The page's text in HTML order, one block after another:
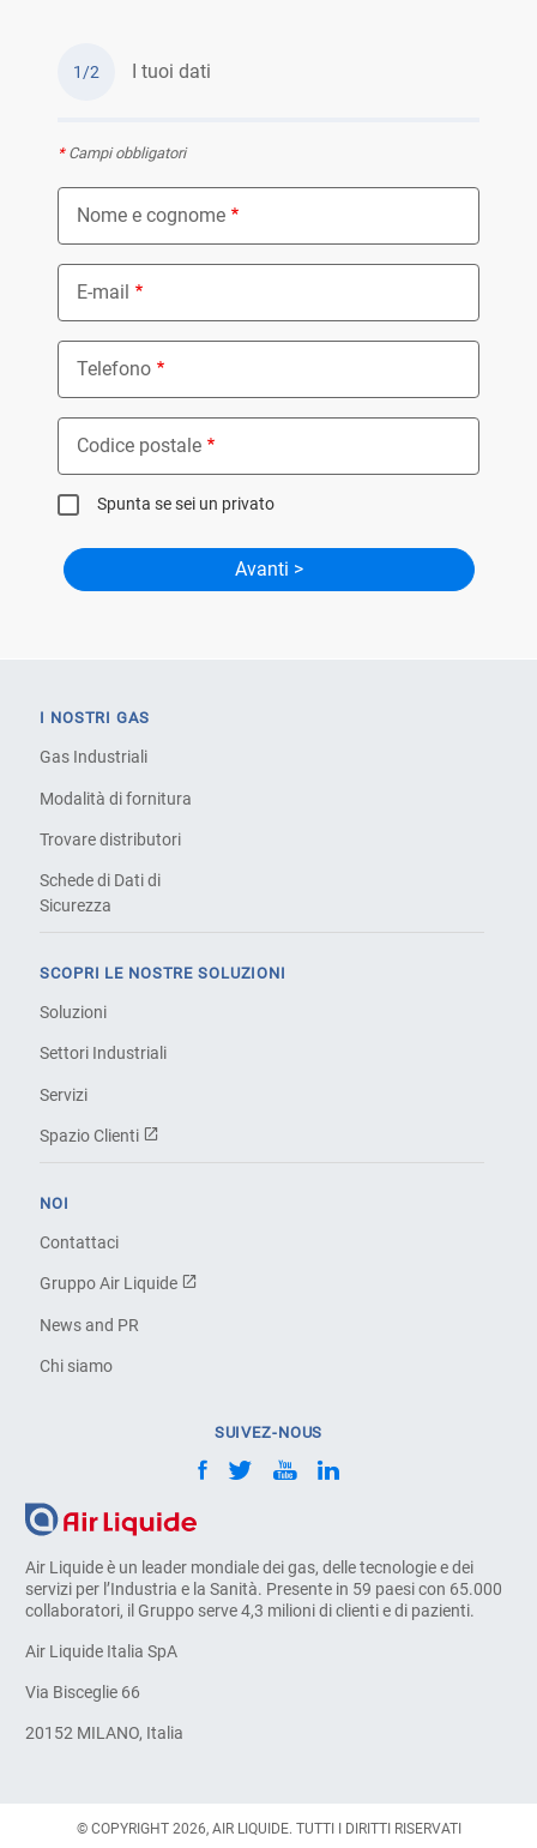
1/2 I tuoi dati
*Campi obbligatori
Nome e cognome
E-mail
Telefono
Codice postale
Spunta se sei un privato
Air Liquide è un leader mondiale dei gas, delle tecnologie e dei
servizi per l’Industria e la Sanità. Presente in 59 paesi con 65.000
collaboratori, il Gruppo serve 4,3 milioni di clienti e di pazienti.
Air Liquide Italia SpA
Via Bisceglie 66
20152 MILANO, Italia
I NOSTRI GAS
Gas Industriali
Modalità di fornitura
Trovare distributori
Schede di Dati di
Sicurezza
SCOPRI LE NOSTRE SOLUZIONI
Soluzioni
Settori Industriali
Servizi
Spazio Clienti
NOI
Contattaci
Gruppo Air Liquide
News and PR
Chi siamo
SUIVEZ-NOUS
© COPYRIGHT 2026, AIR LIQUIDE. TUTTI I DIRITTI RISERVATI